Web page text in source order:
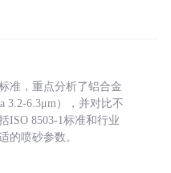
准，重点分析了铝合金
3.2-6.3μm），并对比不
ISO 8503-1标准和行业
的喷砂参数。